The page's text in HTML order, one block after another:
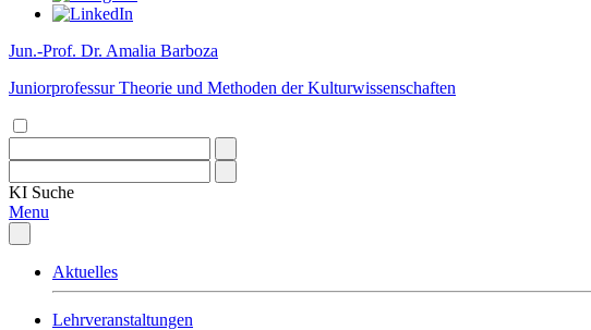
Jun.-Prof. Dr. Amalia Barboza
Juniorprofessur Theorie und Methoden der Kulturwissenschaften
KI Suche
Menu
Aktuelles
Lehrveranstaltungen